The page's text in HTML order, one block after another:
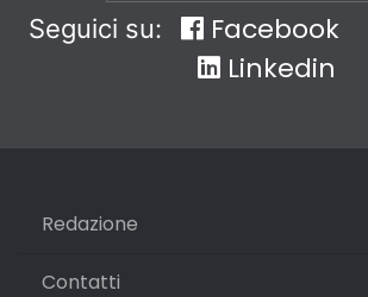
Seguici su: Facebook
Linkedin
Redazione
Contatti